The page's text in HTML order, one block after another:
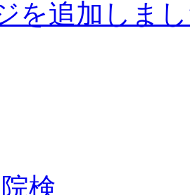
を追加しま